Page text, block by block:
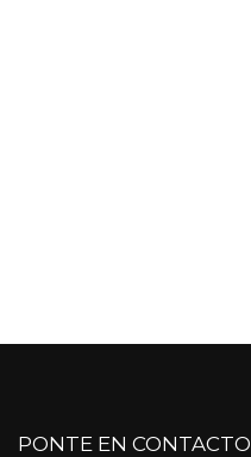
PONTE EN CONTACTO